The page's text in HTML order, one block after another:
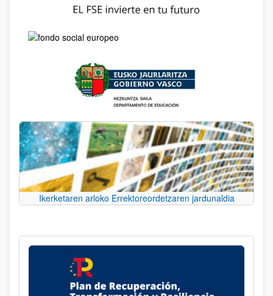
Ikerketaren arloko Errektoreordetzaren jardunaldia